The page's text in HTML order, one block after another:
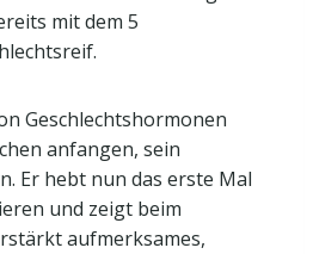
mit dem 5
Geschlechtshormonen
anfangen, sein
Er hebt nun das erste Mal
und zeigt beim
aufmerksames,